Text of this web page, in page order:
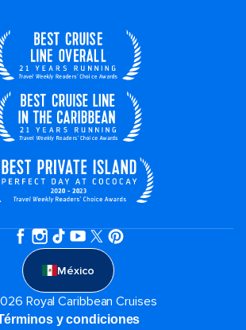
México
Royal Caribbean Cruises
y condiciones